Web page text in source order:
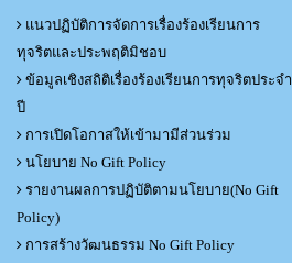
แนวปฏิบัติการจัดการเรื่องร้องเรียนการ
ทุจริตและประพฤติมิชอบ
ข้อมูลเชิงสถิติเรื่องร้องเรียนการทุจริตประจำ
ปี
การเปิดโอกาสให้เข้ามามีส่วนร่วม
นโยบาย No Gift Policy
รายงานผลการปฏิบัติตามนโยบาย(No Gift
Policy)
การสร้างวัฒนธรรม No Gift Policy